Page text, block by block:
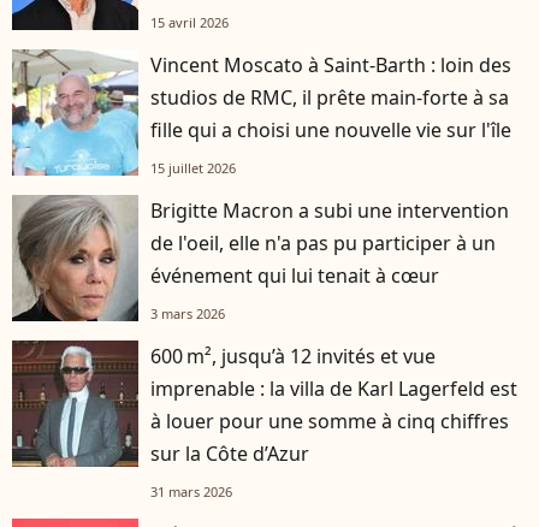
15 avril 2026
Vincent Moscato à Saint-Barth : loin des
studios de RMC, il prête main-forte à sa
fille qui a choisi une nouvelle vie sur l'île
15 juillet 2026
Brigitte Macron a subi une intervention
de l'oeil, elle n'a pas pu participer à un
événement qui lui tenait à cœur
3 mars 2026
600 m², jusqu’à 12 invités et vue
imprenable : la villa de Karl Lagerfeld est
à louer pour une somme à cinq chiffres
sur la Côte d’Azur
31 mars 2026